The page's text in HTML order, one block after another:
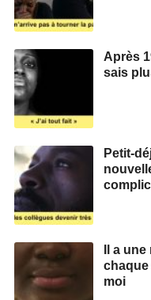
Après
sais
Petit-
Il a
chaque
moi